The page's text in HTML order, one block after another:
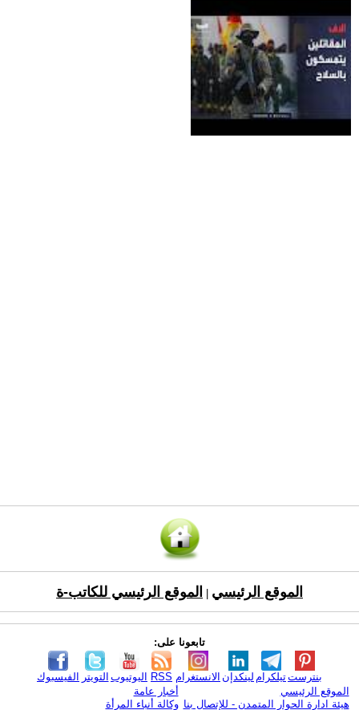
الموقع الرئيسي الموقع الرئيسي للكاتب-ة
تابعونا على:
الفيسبوك التويتر اليوتيوب RSS الانستغرام لينكدإن تيلكرامبنترست
الموقع الرئيسي
هيئة ادارة الحوار المتمدن - للإتصال بنا
أخبار عامة
وكالة أنباء المرأة